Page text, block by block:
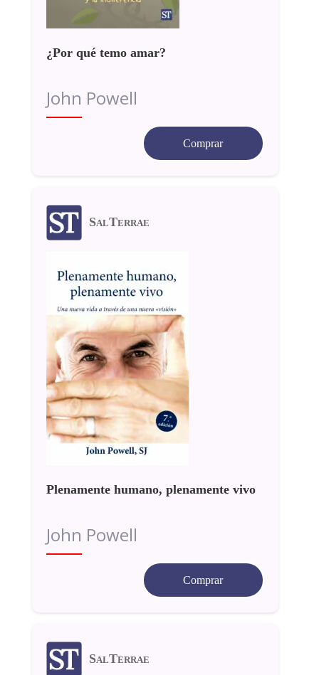
¿Por qué temo amar?
John Powell
Comprar
SalTerrae
Plenamente humano, plenamente vivo
John Powell
Comprar
SalTerrae